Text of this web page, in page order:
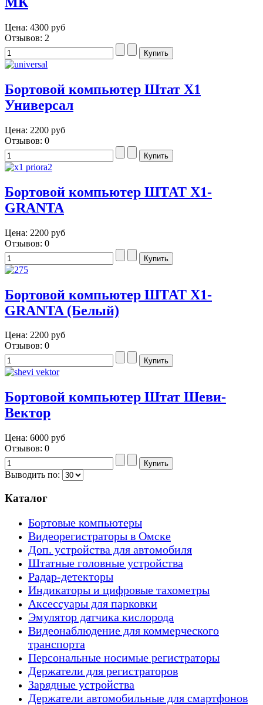
Цена: 4300 руб
Отзывов: 2
Бортовой компьютер Штат Х1
Универсал
Цена: 2200 руб
Отзывов: 0
Бортовой компьютер ШТАТ Х1-
GRANTA
Цена: 2200 руб
Отзывов: 0
Бортовой компьютер ШТАТ Х1-
GRANTA (Белый)
Цена: 2200 руб
Отзывов: 0
Бортовой компьютер Штат Шеви-
Вектор
Цена: 6000 руб
Отзывов: 0
Выводить по:
Каталог
Бортовые компьютеры
Видеорегистраторы в Омске
Доп. устройства для автомобиля
Штатные головные устройства
Радар-детекторы
Индикаторы и цифровые тахометры
Аксессуары для парковки
Эмулятор датчика кислорода
Видеонаблюдение для коммерческого
транспорта
Персональные носимые регистраторы
Держатели для регистраторов
Зарядные устройства
Держатели автомобильные для смартфонов